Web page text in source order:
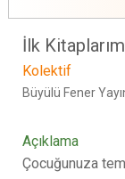
İlk
Kolektif
Büyülü Fener
Açıklama
Çocuğunuza